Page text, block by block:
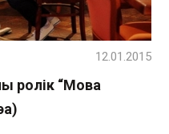
ролік “Мова
12.01.2015